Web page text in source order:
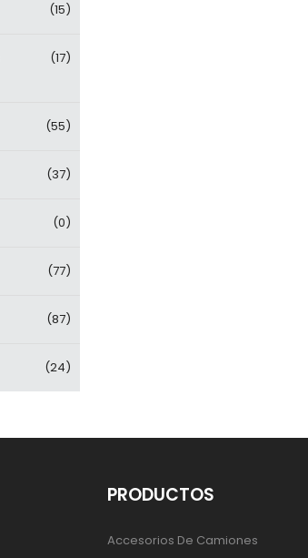
(15)
(17)
(55)
(37)
(0)
(77)
(87)
(24)
PRODUCTOS
Accesorios De Camiones